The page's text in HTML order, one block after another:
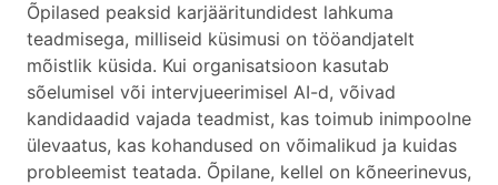
Õpilased peaksid karjääritundidest lahkuma
teadmisega, milliseid küsimusi on tööandjatelt
mõistlik küsida. Kui organisatsioon kasutab
sõelumisel või intervjueerimisel AI-d, võivad
kandidaadid vajada teadmist, kas toimub inimpoolne
ülevaatus, kas kohandused on võimalikud ja kuidas
probleemist teatada. Õpilane, kellel on kõneerinevus,